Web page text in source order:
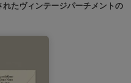
たヴィンテージパーチメントの